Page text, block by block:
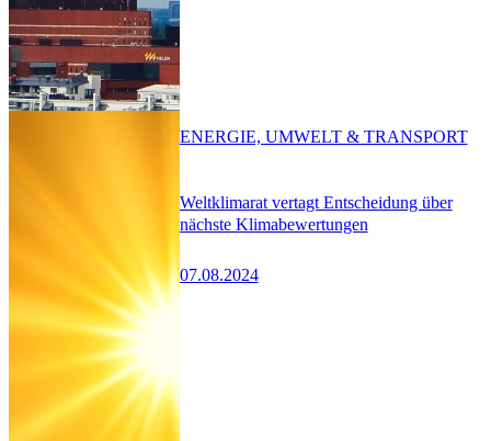
Weltklimarat vertagt Entscheidung über
nächste Klimabewertungen
07.08.2024
ENERGIE, UMWELT & TRANSPORT